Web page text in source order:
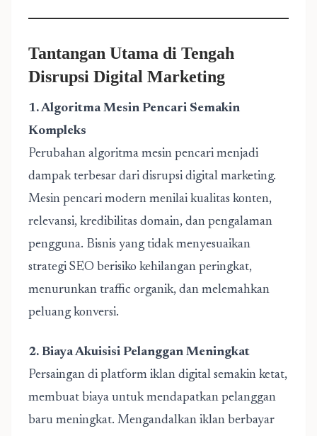
Tantangan Utama di Tengah
Disrupsi Digital Marketing
1. Algoritma Mesin Pencari Semakin
Kompleks
Perubahan algoritma mesin pencari menjadi
dampak terbesar dari disrupsi digital marketing.
Mesin pencari modern menilai kualitas konten,
relevansi, kredibilitas domain, dan pengalaman
pengguna. Bisnis yang tidak menyesuaikan
strategi SEO berisiko kehilangan peringkat,
menurunkan traffic organik, dan melemahkan
peluang konversi.
2. Biaya Akuisisi Pelanggan Meningkat
Persaingan di platform iklan digital semakin ketat,
membuat biaya untuk mendapatkan pelanggan
baru meningkat. Mengandalkan iklan berbayar